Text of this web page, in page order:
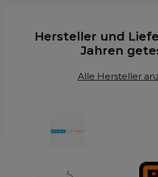
Hersteller und
Jahren
Alle Hersteller